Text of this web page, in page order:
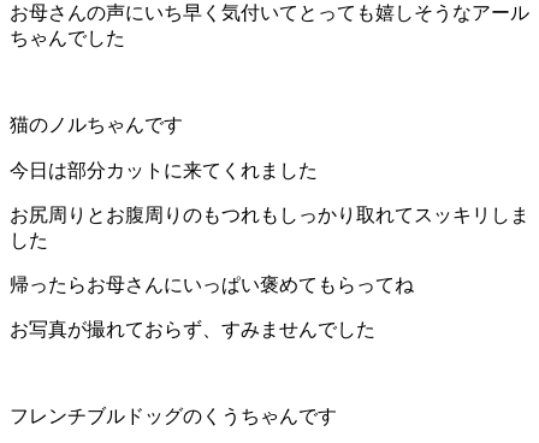
お母さんの声にいち早く気付いてとっても嬉しそうなアール
ちゃんでした
猫のノルちゃんです
今日は部分カットに来てくれました
お尻周りとお腹周りのもつれもしっかり取れてスッキリしま
した
帰ったらお母さんにいっぱい褒めてもらってね
お写真が撮れておらず、すみませんでした
フレンチブルドッグのくうちゃんです